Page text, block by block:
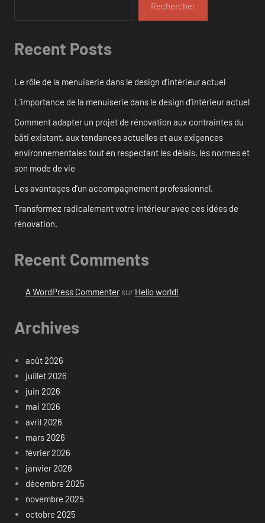
Rechercher
Recent Posts
Le rôle de la menuiserie dans le design d’intérieur actuel
L’importance de la menuiserie dans le design d’intérieur actuel
Comment adapter un projet de rénovation aux contraintes du
bâti existant, aux tendances actuelles et aux exigences
environnementales tout en respectant les délais, les normes et
son mode de vie
Les avantages d’un accompagnement professionnel.
Transformez radicalement votre intérieur avec ces idées de
rénovation.
Recent Comments
A WordPress Commentersur Hello world!
Archives
août 2026
juillet 2026
juin 2026
mai 2026
avril 2026
mars 2026
février 2026
janvier 2026
décembre 2025
novembre 2025
octobre 2025